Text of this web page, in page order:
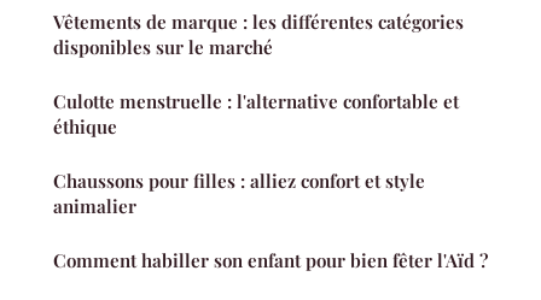
Vêtements de marque : les différentes catégories
disponibles sur le marché
Culotte menstruelle : l'alternative confortable et
éthique
Chaussons pour filles : alliez confort et style
animalier
Comment habiller son enfant pour bien fêter l'Aïd ?